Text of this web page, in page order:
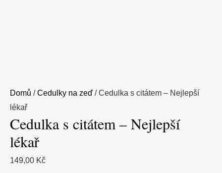
Domů /Cedulky na zeď / Cedulka s citátem – Nejlepší
lékař
Cedulka s citátem – Nejlepší
lékař
149,00 Kč